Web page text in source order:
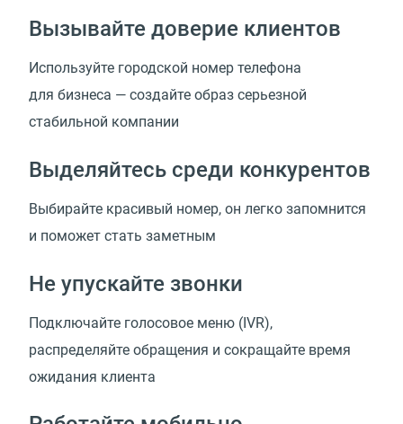
Вызывайте доверие клиентов
Используйте городской номер телефона
для бизнеса — создайте образ серьезной
стабильной компании
Выделяйтесь среди конкурентов
Выбирайте красивый номер, он легко запомнится
и поможет стать заметным
Не упускайте звонки
Подключайте голосовое меню (IVR),
распределяйте обращения и сокращайте время
ожидания клиента